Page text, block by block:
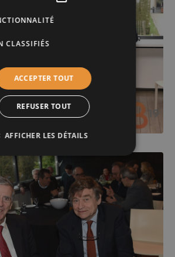
CLASSIFIÉS
ACCEPTER TOUT
REFUSER TOUT
AFFICHER LES DÉTAILS